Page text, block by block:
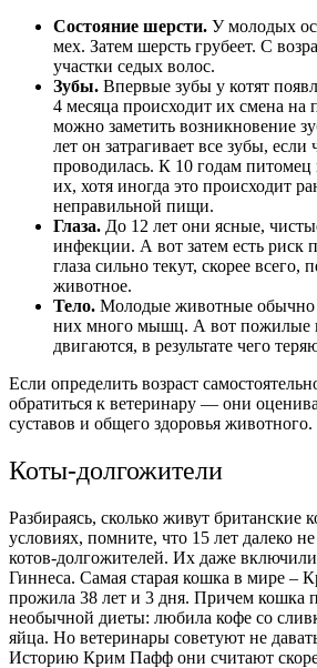
Состояние шерсти. У молодых
мех. Затем шерсть грубеет. С
участки седых волос.
Зубы. Впервые зубы у котят
4 месяца происходит их смена на
можно заметить возникновение
лет он затрагивает все зубы, если
проводилась. К 10 годам питомец
их, хотя иногда это происходит
неправильной пищи.
Глаза. До 12 лет они ясные,
инфекции. А вот затем есть риск
глаза сильно текут, скорее
животное.
Тело. Молодые животные обычно
них много мышц. А вот пожилые
двигаются, в результате чего
Если определить возраст
обратиться к ветеринару — они
суставов и общего здоровья животного.
Коты-долгожители
Разбираясь, сколько живут британские
условиях, помните, что 15 лет далеко
котов-долгожителей. Их даже
Гиннеса. Самая старая кошка в мире –
прожила 38 лет и 3 дня. Причем кошка
необычной диеты: любила кофе со
яйца. Но ветеринары советуют не
Историю Крим Пафф они считают